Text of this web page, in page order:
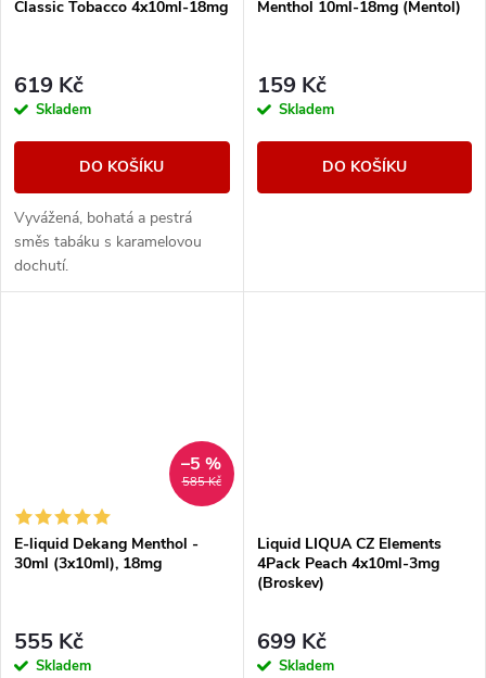
Classic Tobacco 4x10ml-18mg
619 Kč
Skladem
DO KOŠÍKU
Vyvážená, bohatá a pestrá
směs tabáku s karamelovou
dochutí.
Menthol 10ml-18mg (Mentol)
159 Kč
Skladem
DO KOŠÍKU
585 Kč
–5 %
E-liquid Dekang Menthol -
30ml (3x10ml), 18mg
555 Kč
Skladem
Liquid LIQUA CZ Elements
4Pack Peach 4x10ml-3mg
(Broskev)
699 Kč
Skladem